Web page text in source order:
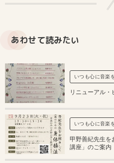
あわせて読みたい
いつも心に音楽
リニューアル・
いつも心に音楽
甲野善紀先生を
講座」のご案内